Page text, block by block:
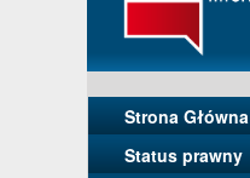
Strona Główna
Status prawny